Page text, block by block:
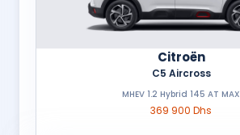
Citroën
C5 Aircross
MHEV 1.2 Hybrid 145 AT MAX
369 900 Dhs